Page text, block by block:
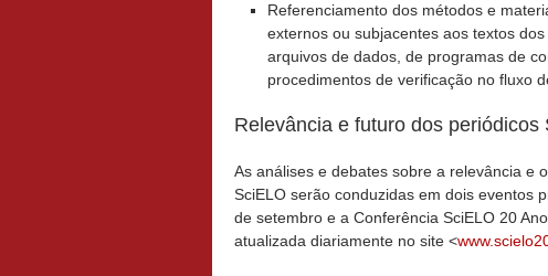
Referenciamento dos métodos e
externos ou subjacentes aos textos
arquivos de dados, de programas de
procedimentos de verificação no fluxo
Relevância e futuro dos
As análises e debates sobre a relevância e
SciELO serão conduzidas em dois eventos
de setembro e a Conferência SciELO 20
atualizada diariamente no site <